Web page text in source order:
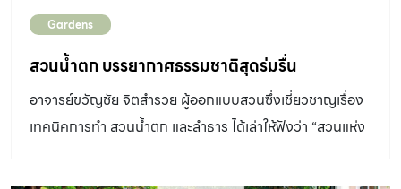
รอบด้วยพื้นหินทรายกันลื่น ซึ่งสำหรับน้องหมาที่ขี้กลัวหรือไม่
เคยลงน้ำ เจ้าของอย่าฝืนพาน้องลงน้ำทันทีนะคะ ค่อย ๆ พา
น้องไปสัมผัสน้ำที่ริมสระบริเวณตื้น ๆ ก่อน เมื่อน้องหมาลงน้ำ
เท้ายังสามารถสัมผัสพื้นได้อยู่ ทำให้ไม่เกิดความกลัวและตื่น
ตระหนกจนเกินไป เมื่อคุ้นชินน้องหมาก็สามารถวิ่งเล่นได้อย่าง
Gardens
สวนน้ำตก บรรยากาศธรรมชาติสุดร่มรื่น
อาจารย์ขวัญชัย จิตสำรวย ผู้ออกแบบสวนซึ่งเชี่ยวชาญเรื่อง
เทคนิคการทำ สวนน้ำตก และลำธาร ได้เล่าให้ฟังว่า “สวนแห่ง